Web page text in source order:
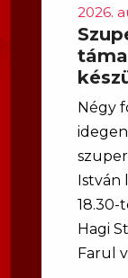
2026.
Négy
István
18.30-
Hagi
Farul